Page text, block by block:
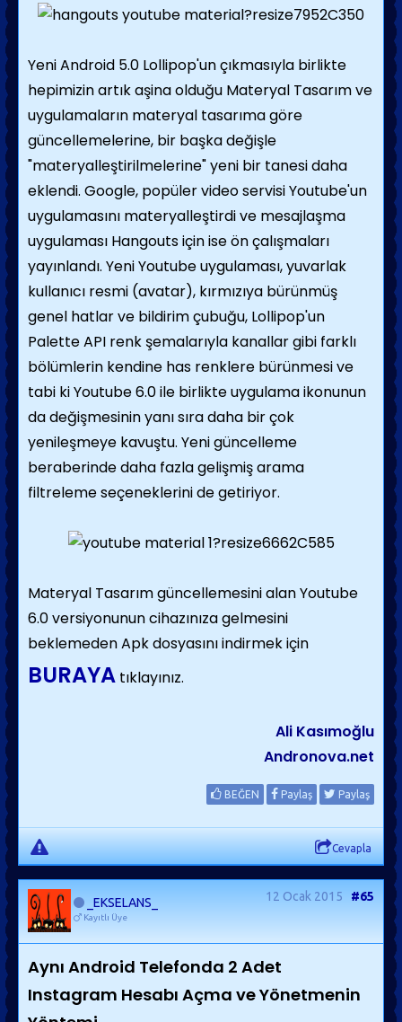
Yeni Android 5.0 Lollipop'un çıkmasıyla birlikte
hepimizin artık aşina olduğu Materyal Tasarım ve
uygulamaların materyal tasarıma göre
güncellemelerine, bir başka değişle
"materyalleştirilmelerine" yeni bir tanesi daha
eklendi. Google, popüler video servisi Youtube'un
uygulamasını materyalleştirdi ve mesajlaşma
uygulaması Hangouts için ise ön çalışmaları
yayınlandı. Yeni Youtube uygulaması, yuvarlak
kullanıcı resmi (avatar), kırmızıya bürünmüş
genel hatlar ve bildirim çubuğu, Lollipop'un
Palette API renk şemalarıyla kanallar gibi farklı
bölümlerin kendine has renklere bürünmesi ve
tabi ki Youtube 6.0 ile birlikte uygulama ikonunun
da değişmesinin yanı sıra daha bir çok
yenileşmeye kavuştu. Yeni güncelleme
beraberinde daha fazla gelişmiş arama
filtreleme seçeneklerini de getiriyor.
Materyal Tasarım güncellemesini alan Youtube
6.0 versiyonunun cihazınıza gelmesini
beklemeden Apk dosyasını indirmek için
BURAYA tıklayınız.
Ali Kasımoğlu
Andronova.net
BEĞEN Paylaş Paylaş
Cevapla
_EKSELANS_
Kayıtlı Üye
12 Ocak 2015 #65
Aynı Android Telefonda 2 Adet
Instagram Hesabı Açma ve Yönetmenin